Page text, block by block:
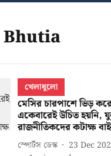
খেলাধুলো
মেসির চারপাশে ভিড়
একেবারেই উচিত হয়নি,
রাজনীতিকদের কটাক্ষ
স্পোর্টস ডেস্ক
23 Dec